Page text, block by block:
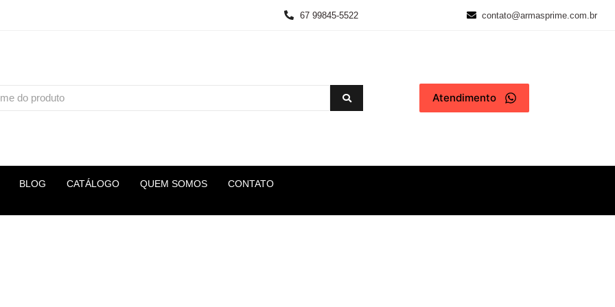
67 99845-5522 contato@armasprime.com.br
Atendimento
BLOG CATÁLOGO QUEM SOMOS CONTATO